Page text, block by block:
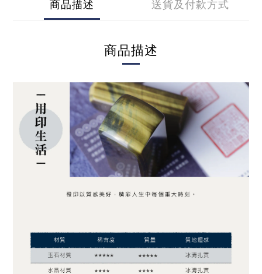
商品描述 送貨及付款方式
商品描述